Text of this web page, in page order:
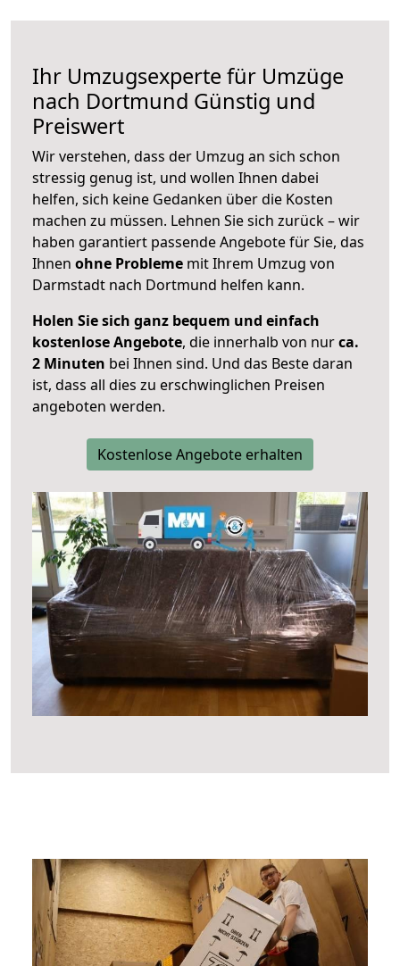
Ihr Umzugsexperte für Umzüge
nach Dortmund Günstig und
Preiswert
Wir verstehen, dass der Umzug an sich schon
stressig genug ist, und wollen Ihnen dabei
helfen, sich keine Gedanken über die Kosten
machen zu müssen. Lehnen Sie sich zurück – wir
haben garantiert passende Angebote für Sie, das
Ihnen ohne Probleme mit Ihrem Umzug von
Darmstadt nach Dortmund helfen kann.
Holen Sie sich ganz bequem und einfach
kostenlose Angebote, die innerhalb von nurca.
2 Minuten bei Ihnen sind. Und das Beste daran
ist, dass all dies zu erschwinglichen Preisen
angeboten werden.
Kostenlose Angebote erhalten